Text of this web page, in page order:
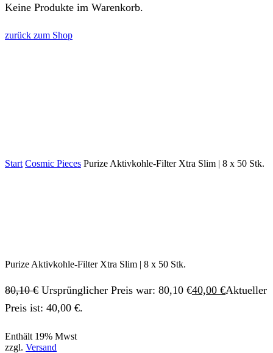
Keine Produkte im Warenkorb.
zurück zum Shop
Start Cosmic Pieces Purize Aktivkohle-Filter Xtra Slim | 8 x 50 Stk.
Purize Aktivkohle-Filter Xtra Slim | 8 x 50 Stk.
80,10€ Ursprünglicher Preis war: 80,10 €40,00 €Aktueller
Preis ist: 40,00 €.
Enthält 19% Mwst
zzgl. Versand